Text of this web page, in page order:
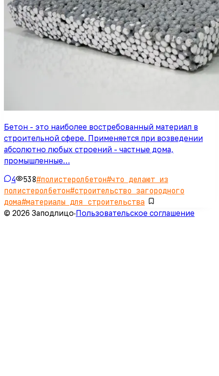
Бетон - это наиболее востребованный материал в
строительной сфере. Применяется при возведении
абсолютно любых строений - частные дома,
промышленные…
4 538#полистеролбетон#что делают из
полистеролбетон#строительство загородного
дома#материалы для строительства
© 2026 Заподлицо·Пользовательское соглашение